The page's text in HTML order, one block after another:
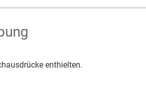
enthielten.